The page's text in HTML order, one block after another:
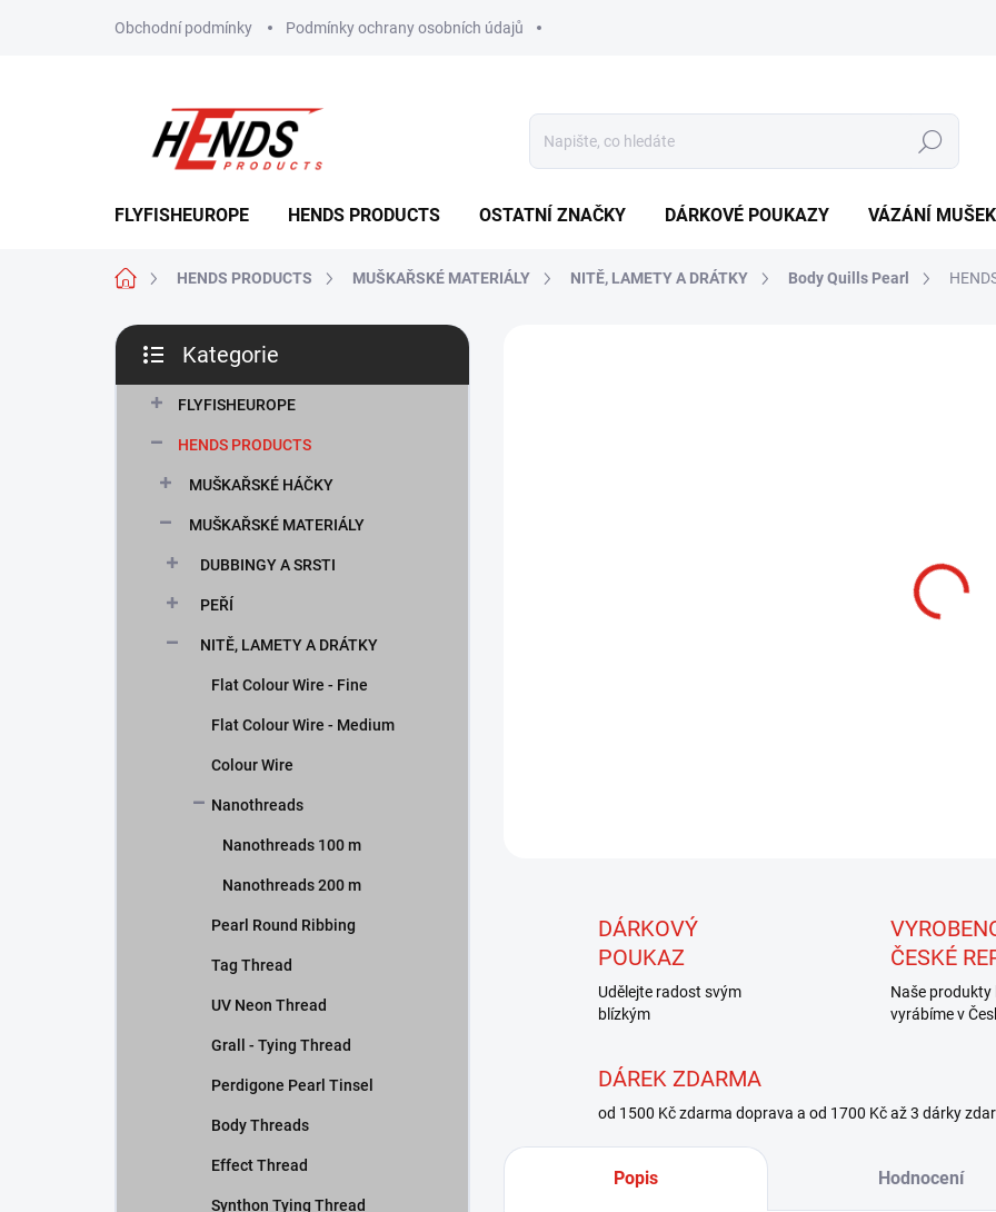
Obchodní podmínky Podmínky ochrany osobních údajů
Hledat
FLYFISHEUROPE HENDS PRODUCTS OSTATNÍ ZNAČKY DÁRKOVÉ POUKAZY VÁZÁNÍ MUŠEK
Domů HENDS PRODUCTS MUŠKAŘSKÉ MATERIÁLY NITĚ, LAMETY A DRÁTKY Body Quills Pearl
P
s
kategorie
Kategorie
FLYFISHEUROPE
HENDS PRODUCTS
MUŠKAŘSKÉ HÁČKY
MUŠKAŘSKÉ MATERIÁLY
DUBBINGY A SRSTI
PEŘÍ
NITĚ, LAMETY A DRÁTKY
Flat Colour Wire - Fine
Flat Colour Wire - Medium
Colour Wire
Nanothreads
Nanothreads 100 m
Nanothreads 200 m
Pearl Round Ribbing
Tag Thread
UV Neon Thread
Grall - Tying Thread
Perdigone Pearl Tinsel
Body Threads
Effect Thread
Synthon Tying Thread
DÁRKOVÝ
POUKAZ
Udělejte radost svým
blízkým
ČESKÉ
Naše produkty
vyrábíme v
DÁREK ZDARMA
od 1500 Kč zdarma doprava a od 1700 Kč až 3 dárky
Popis Hodnocení